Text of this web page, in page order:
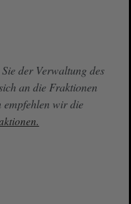
der Verwaltung des
an die Fraktionen
empfehlen wir die